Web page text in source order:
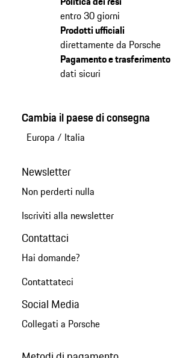
entro 30 giorni
Prodotti ufficiali
direttamente da Porsche
Pagamento e trasferimento
dati sicuri
Cambia il paese di consegna
Europa / Italia
Newsletter
Non perderti nulla
Iscriviti alla newsletter
Contattaci
Hai domande?
Contattateci
Social Media
Collegati a Porsche